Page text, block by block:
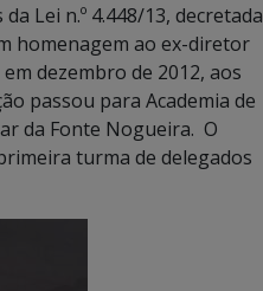
Lei n.º 4.448/13, decretada
homenagem ao ex-diretor
dezembro de 2012, aos
passou para Academia de
da Fonte Nogueira. O
turma de delegados